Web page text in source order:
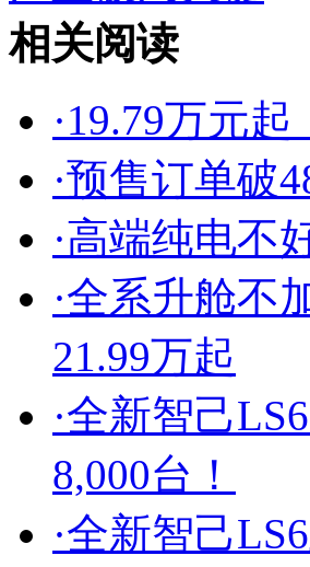
相关阅读
·19.79万元
·预售订单破
·高端纯电不
·全系升舱不
21.99万起
·全新智己
8,000台！
·全新智己